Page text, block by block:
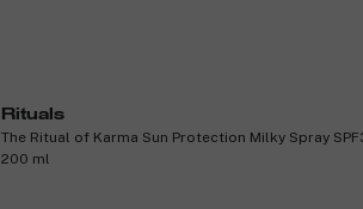
Rituals
The Ritual of Karma Sun Protection Milky Spray
200 ml